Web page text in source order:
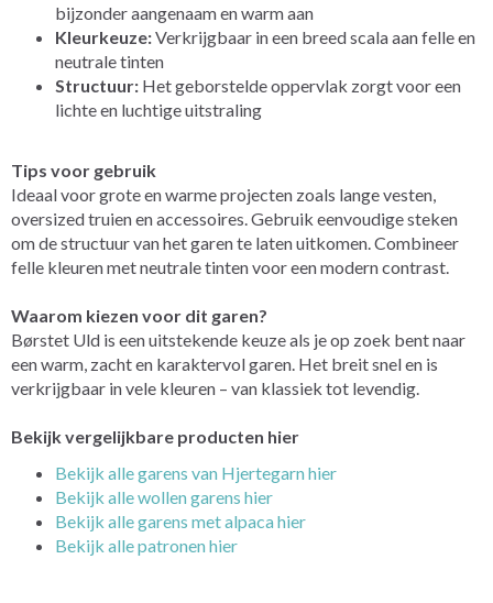
bijzonder aangenaam en warm aan
Kleurkeuze:Verkrijgbaar in een breed scala aan felle en
neutrale tinten
Structuur: Het geborstelde oppervlak zorgt voor een
lichte en luchtige uitstraling
Tips voor gebruik
Ideaal voor grote en warme projecten zoals lange vesten,
oversized truien en accessoires. Gebruik eenvoudige steken
om de structuur van het garen te laten uitkomen. Combineer
felle kleuren met neutrale tinten voor een modern contrast.
Waarom kiezen voor dit garen?
Børstet Uld is een uitstekende keuze als je op zoek bent naar
een warm, zacht en karaktervol garen. Het breit snel en is
verkrijgbaar in vele kleuren – van klassiek tot levendig.
Bekijk vergelijkbare producten hier
Bekijk alle garens van Hjertegarn hier
Bekijk alle wollen garens hier
Bekijk alle garens met alpaca hier
Bekijk alle patronen hier